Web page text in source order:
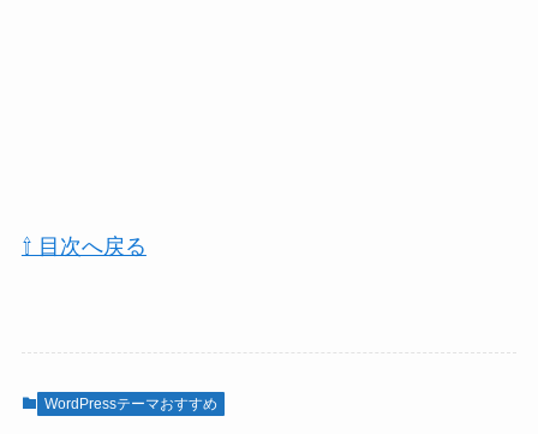
⇧ 目次へ戻る
WordPressテーマおすすめ